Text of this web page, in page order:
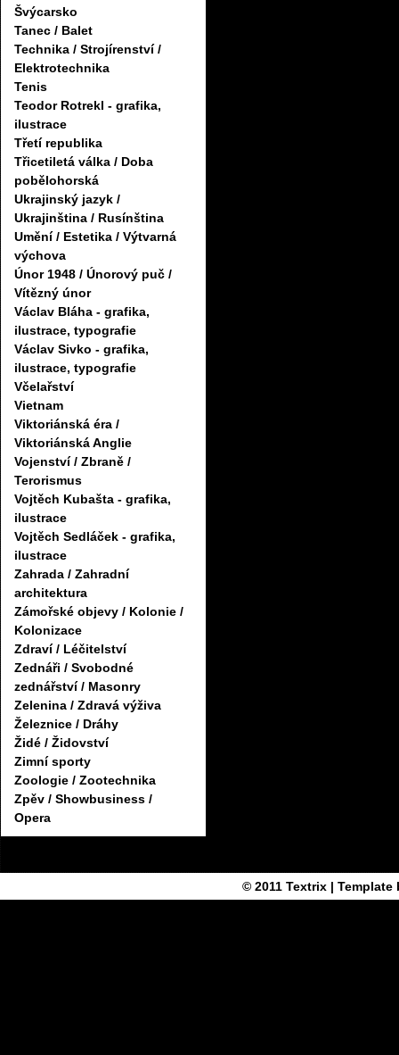
Švýcarsko
Tanec / Balet
Technika / Strojírenství /
Elektrotechnika
Tenis
Teodor Rotrekl - grafika,
ilustrace
Třetí republika
Třicetiletá válka / Doba
pobělohorská
Ukrajinský jazyk /
Ukrajinština / Rusínština
Umění / Estetika / Výtvarná
výchova
Únor 1948 / Únorový puč /
Vítězný únor
Václav Bláha - grafika,
ilustrace, typografie
Václav Sivko - grafika,
ilustrace, typografie
Včelařství
Vietnam
Viktoriánská éra /
Viktoriánská Anglie
Vojenství / Zbraně /
Terorismus
Vojtěch Kubašta - grafika,
ilustrace
Vojtěch Sedláček - grafika,
ilustrace
Zahrada / Zahradní
architektura
Zámořské objevy / Kolonie /
Kolonizace
Zdraví / Léčitelství
Zednáři / Svobodné
zednářství / Masonry
Zelenina / Zdravá výživa
Železnice / Dráhy
Židé / Židovství
Zimní sporty
Zoologie / Zootechnika
Zpěv / Showbusiness /
Opera
© 2011 Textrix| Template